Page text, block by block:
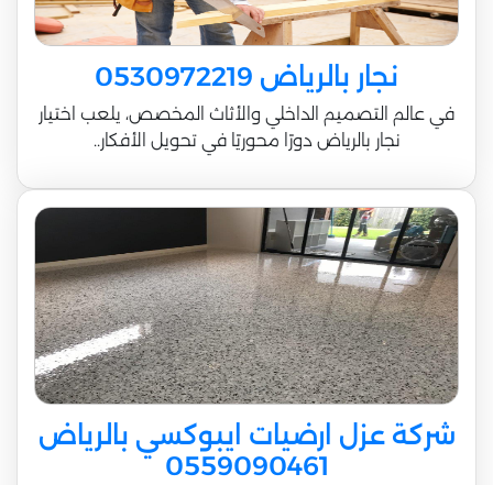
نجار بالرياض 0530972219
في عالم التصميم الداخلي والأثاث المخصص، يلعب اختيار
نجار بالرياض دورًا محوريًا في تحويل الأفكار..
شركة عزل ارضيات ايبوكسي بالرياض
0559090461